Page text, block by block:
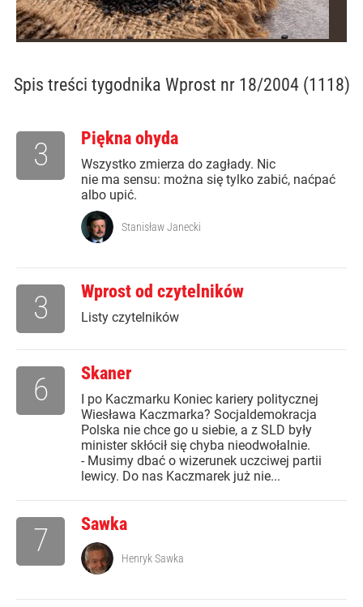
Spis treści tygodnika Wprost nr 18/2004 (1118)
Piękna ohyda
Wszystko zmierza do zagłady. Nic
nie ma sensu: można się tylko zabić, naćpać
albo upić.
3
Stanisław Janecki
Wprost od czytelników
Listy czytelników
3
Skaner
I po Kaczmarku Koniec kariery politycznej
Wiesława Kaczmarka? Socjaldemokracja
Polska nie chce go u siebie, a z SLD były
minister skłócił się chyba nieodwołalnie.
- Musimy dbać o wizerunek uczciwej partii
lewicy. Do nas Kaczmarek już nie...
6
Sawka
7 Henryk Sawka